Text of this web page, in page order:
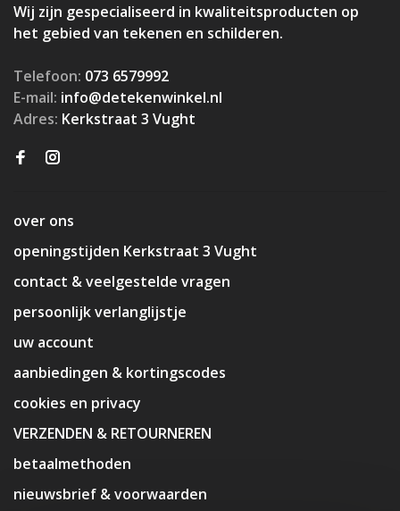
Wij zijn gespecialiseerd in kwaliteitsproducten op
het gebied van tekenen en schilderen.
Telefoon: 073 6579992
E-mail: info@detekenwinkel.nl
Adres: Kerkstraat 3 Vught
over ons
openingstijden Kerkstraat 3 Vught
contact & veelgestelde vragen
persoonlijk verlanglijstje
uw account
aanbiedingen & kortingscodes
cookies en privacy
VERZENDEN & RETOURNEREN
betaalmethoden
nieuwsbrief & voorwaarden